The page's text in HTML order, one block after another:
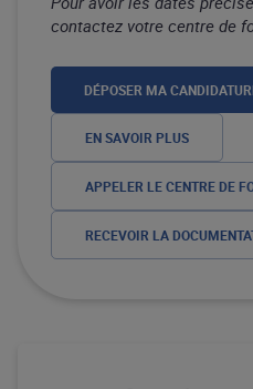
contactez votre centre de
DÉPOSER MA
EN SAVOIR PLUS
APPELER LE CENTRE DE
RECEVOIR LA